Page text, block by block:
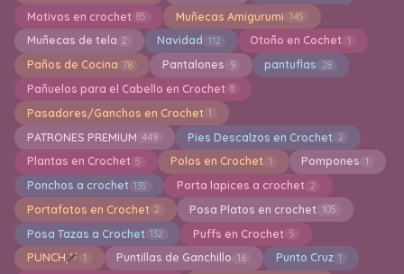
Motivos en crochet 85 Muñecas Amigurumi 145
Muñecas de tela 2 Navidad 112 Otoño en Cochet 1
Paños de Cocina 78 Pantalones 9 pantuflas 28
Pañuelos para el Cabello en Crochet 8
Pasadores/Ganchos en Crochet 1
PATRONES PREMIUM 449 Pies Descalzos en Crochet 2
Plantas en Crochet 5 Polos en Crochet 1 Pompones 1
Ponchos a crochet 135 Porta lapices a crochet 2
Portafotos en Crochet 2 Posa Platos en crochet 105
Posa Tazas a Crochet 132 Puffs en Crochet 5
PUNCH 1 Puntillas de Ganchillo 16 Punto Cruz 1